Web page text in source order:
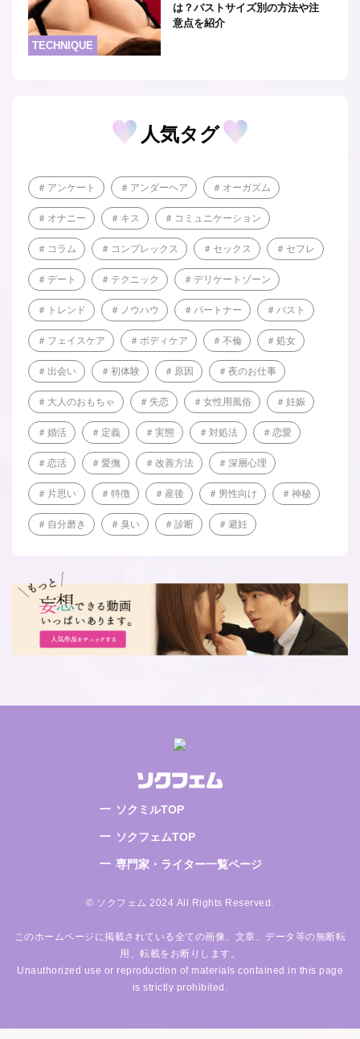
TECHNIQUE
は？バストサイズ別の方法や注
意点を紹介
人気タグ
アンケート アンダーヘア オーガズム
オナニー キス コミュニケーション
コラム コンプレックス セックス セフレ
デート テクニック デリケートゾーン
トレンド ノウハウ パートナー バスト
フェイスケア ボディケア 不倫 処女
出会い 初体験 原因 夜のお仕事
大人のおもちゃ 失恋 女性用風俗 妊娠
婚活 定義 実態 対処法 恋愛
恋活 愛撫 改善方法 深層心理
片思い 特徴 産後 男性向け 神秘
自分磨き 臭い 診断 避妊
ソクミルTOP
ソクフェムTOP
専門家・ライター一覧ページ
© ソクフェム 2024 All Rights Reserved.
このホームページに掲載されている全ての画像、文章、データ等の無断転
用、転載をお断りします。
Unauthorized use or reproduction of materials contained in this page
is strictly prohibited.